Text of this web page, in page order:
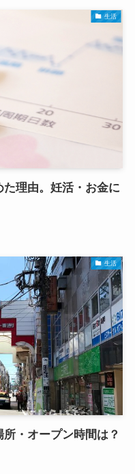
生活
理由。妊活・お金に
生活
・オープン時間は？